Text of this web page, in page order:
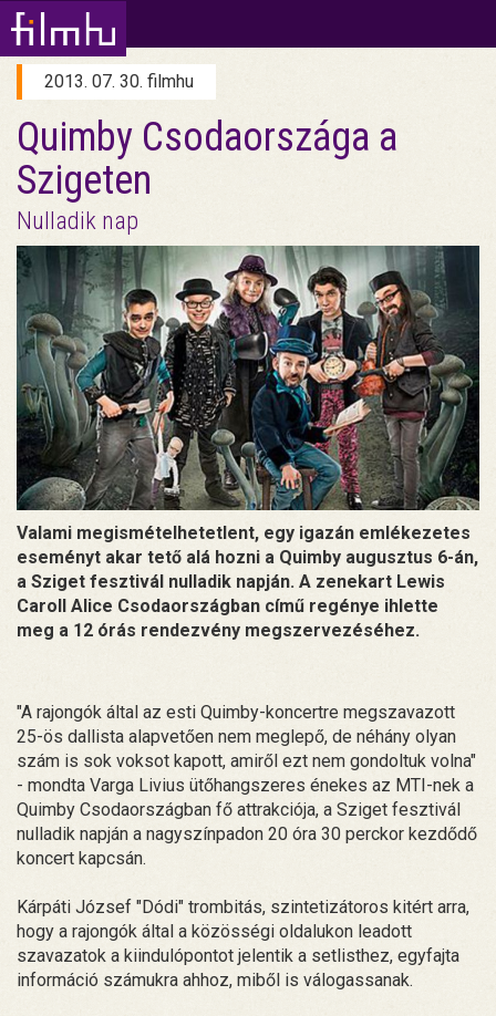
2013. 07. 30. filmhu
Quimby Csodaországa a
Szigeten
Nulladik nap
Valami megismételhetetlent, egy igazán emlékezetes
eseményt akar tető alá hozni a Quimby augusztus 6-án,
a Sziget fesztivál nulladik napján. A zenekart Lewis
Caroll Alice Csodaországban című regénye ihlette
meg a 12 órás rendezvény megszervezéséhez.
"A rajongók által az esti Quimby-koncertre megszavazott
25-ös dallista alapvetően nem meglepő, de néhány olyan
szám is sok voksot kapott, amiről ezt nem gondoltuk volna"
- mondta Varga Livius ütőhangszeres énekes az MTI-nek a
Quimby Csodaországban fő attrakciója, a Sziget fesztivál
nulladik napján a nagyszínpadon 20 óra 30 perckor kezdődő
koncert kapcsán.
Kárpáti József "Dódi" trombitás, szintetizátoros kitért arra,
hogy a rajongók által a közösségi oldalukon leadott
szavazatok a kiindulópontot jelentik a setlisthez, egyfajta
információ számukra ahhoz, miből is válogassanak.